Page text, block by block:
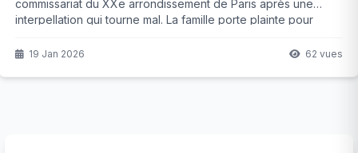
commissariat du XXe arrondissement de Paris après une
interpellation qui tourne mal. La famille porte plainte pour
jugée désastreuse. Mais que cache vraiment cette affaire qui
19 Jan 2026 62 vues